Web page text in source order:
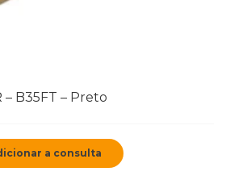
– B35FT – Preto
a consulta